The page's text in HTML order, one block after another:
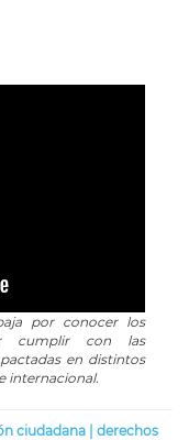
por conocer los
cumplir con las
en distintos
internacional.
ciudadana | derechos